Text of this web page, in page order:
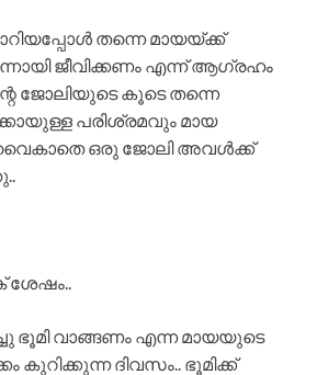
തന്നെ മായയ്ക്ക്
ജീവിക്കണം എന്ന് ആഗ്രഹം
ജോലിയുടെ കൂടെ തന്നെ
പരിശ്രമവും മായ
വൈകാതെ ഒരു ജോലി അവൾക്ക്
ഭൂമി വാങ്ങണം എന്ന മായയുടെ
കുറിക്കുന്ന ദിവസം.. ഭൂമിക്ക്